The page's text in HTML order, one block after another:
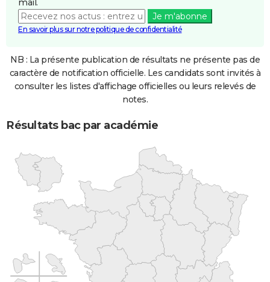
mail.
Je m'abonne
En savoir plus sur notre politique de confidentialité
NB : La présente publication de résultats ne présente pas de
caractère de notification officielle. Les candidats sont invités à
consulter les listes d'affichage officielles ou leurs relevés de
notes.
Résultats bac par académie